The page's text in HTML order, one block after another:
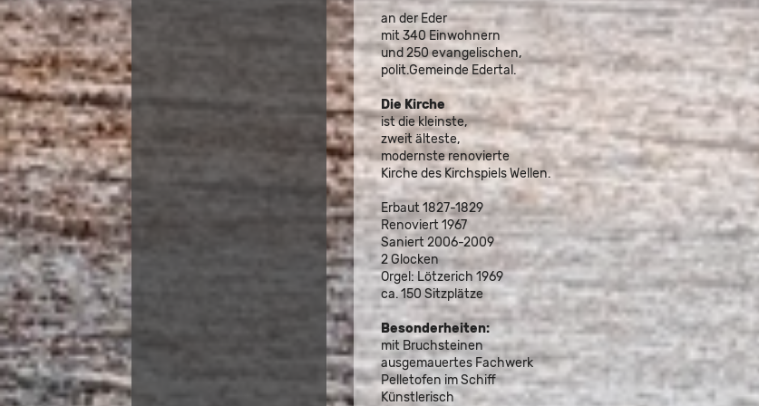
an der Eder
mit 340 Einwohnern
und 250 evangelischen,
polit.Gemeinde Edertal.
Die Kirche
ist die kleinste,
zweit älteste,
modernste renovierte
Kirche des Kirchspiels Wellen.
Erbaut 1827-1829
Renoviert 1967
Saniert 2006-2009
2 Glocken
Orgel: Lötzerich 1969
ca. 150 Sitzplätze
Besonderheiten:
mit Bruchsteinen
ausgemauertes Fachwerk
Pelletofen im Schiff
Künstlerisch